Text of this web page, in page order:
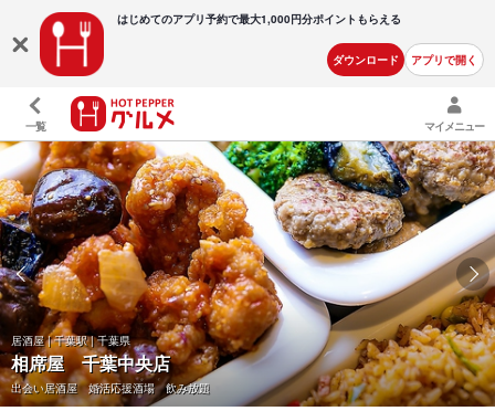
はじめてのアプリ予約で最大1,000円分ポイントもらえる
ダウンロード アプリで開く
一覧 マイメニュー
居酒屋 | 千葉駅 | 千葉県
相席屋 千葉中央店
出会い居酒屋 婚活応援酒場 飲み放題